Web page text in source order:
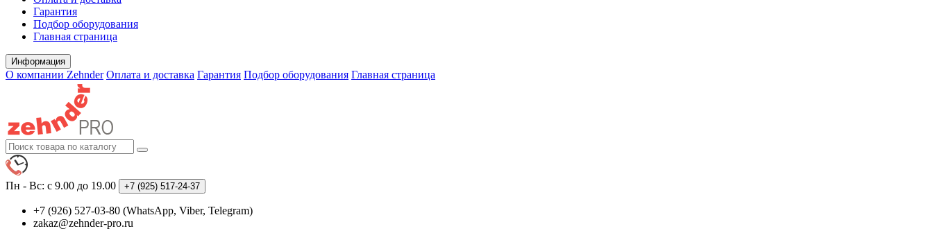
Гарантия
Подбор оборудования
Главная страница
Информация
О компании Zehnder Оплата и доставка Гарантия Подбор оборудования Главная страница
Пн - Вс: с 9.00 до 19.00 +7 (925) 517-24-37
+7 (926) 527-03-80 (WhatsApp, Viber, Telegram)
zakaz@zehnder-pro.ru